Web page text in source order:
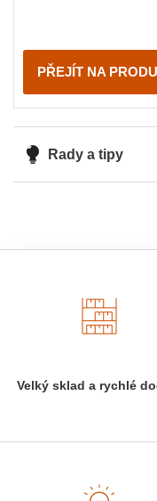
PŘEJÍT NA
Rady a tipy
Velký sklad a rychlé